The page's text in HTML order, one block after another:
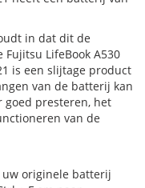
in dat dit de
LifeBook A530
is een slijtage product
van de batterij kan
goed presteren, het
van de
originele batterij